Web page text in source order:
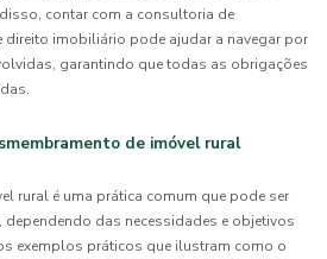
contar com a consultoria de
direito imobiliário pode ajudar a navegar por
garantindo que todas as obrigações
de imóvel rural
rural é uma prática comum que pode ser
das necessidades e objetivos
exemplos práticos que ilustram como o